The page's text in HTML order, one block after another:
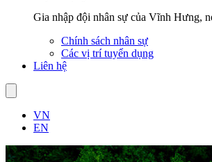
Gia nhập đội nhân sự của Vĩnh Hưng,
Chính sách nhân sự
Các vị trí tuyển dụng
Liên hệ
VN
EN